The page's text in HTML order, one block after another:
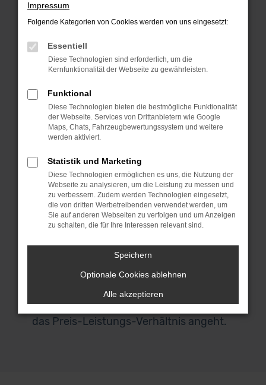
Jahreswagen für Ingolstadt
Audi Q3 Jahreswagen werden gerne
auch als Fast-Neuwagen bezeichnet.
Der Grund liegt im Datum der ersten
zurückliegen darf. Für deine Mobilität in
Ingolstadt bedeutet dies, dass du mit
großer Wahrscheinlichkeit in ein
Fahrzeug aus der aktuellen
Modellgeneration steigst und keinerlei
Abstriche hinsichtlich der Extras
hinnehmen musst. Audi Q3
Jahreswagen werden bei uns aus erster
Hand angeboten und sind stets
scheckheftgepflegt. Gerne bieten wir dir
eine Garantie über einen einwandfreien
Zustand und sichern dir zudem zu, dass
du in ein einheimisches Fahrzeug und
keinen EU-Import steigst. Für Ingolstadt
existiert kaum eine bessere Wahl, was
das Preis-Leistungs-Verhältnis angeht.
Impressum
Folgende Kategorien von Cookies werden von uns eingesetzt:
Essentiell
Diese Technologien sind erforderlich, um die
Kernfunktionalität der Webseite zu gewährleisten.
Funktional
Diese Technologien bieten die bestmögliche Funktionalität
der Webseite. Services von Drittanbietern wie Google
Maps, Chats, Fahrzeugbewertungssystem und weitere
werden aktiviert.
Statistik und Marketing
Diese Technologien ermöglichen es uns, die Nutzung der
Webseite zu analysieren, um die Leistung zu messen und
zu verbessern. Zudem werden Technologien eingesetzt,
die von dritten Werbetreibenden verwendet werden, um
Sie auf anderen Webseiten zu verfolgen und um Anzeigen
zu schalten, die für Ihre Interessen relevant sind.
Speichern
Optionale Cookies ablehnen
Alle akzeptieren